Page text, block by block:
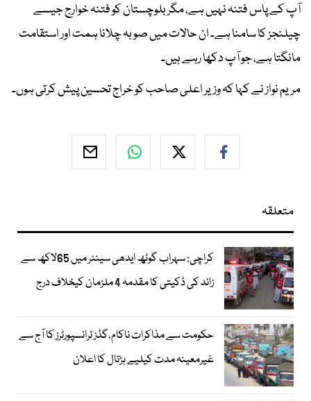
آپ کے پاس فتنہ نہیں ہے، مگر بلوچستان کو فتنہ خوارج جیسے
چیلنجز کا سامنا ہے۔ ان حالات میں صوبہ چلانا ہمت اور استقامت
مانگتا ہے، جو آپ دکھا رہے ہیں۔
مریم نواز نے کہا کہ وزیر اعلی صاحب کو خراج تحسین پیش کرتی ہوں۔
متعلقہ
کراچی: سہراب گوٹھ ایدھی سینٹر میں 65لاکھ سے
زائد کی ڈکیتی کا مقدمہ 4 ملزمان کیخلاف درج
حکومت سے مذاکرات ناکام،گڈز ٹرانسپورٹرز کا آج سے
غیرمعینہ مدت کیلیے ہڑتال کا اعلان